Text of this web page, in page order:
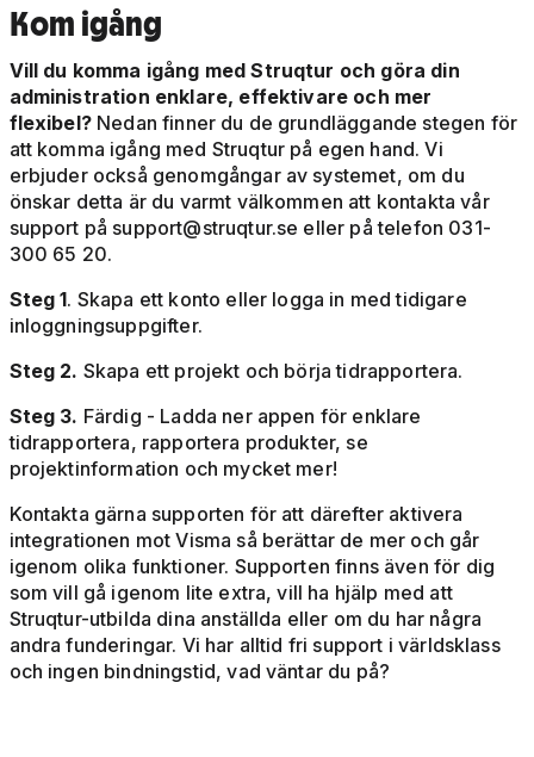
Kom igång
Vill du komma igång med Struqtur och göra din
administration enklare, effektivare och mer
flexibel?Nedan finner du de grundläggande stegen för
att komma igång med Struqtur på egen hand. Vi
erbjuder också genomgångar av systemet, om du
önskar detta är du varmt välkommen att kontakta vår
support på support@struqtur.se eller på telefon 031-
300 65 20.
Steg 1. Skapa ett konto eller logga in med tidigare
inloggningsuppgifter.
Steg 2. Skapa ett projekt och börja tidrapportera.
Steg 3. Färdig - Ladda ner appen för enklare
tidrapportera, rapportera produkter, se
projektinformation och mycket mer!
Kontakta gärna supporten för att därefter aktivera
integrationen mot Visma så berättar de mer och går
igenom olika funktioner. Supporten finns även för dig
som vill gå igenom lite extra, vill ha hjälp med att
Struqtur-utbilda dina anställda eller om du har några
andra funderingar. Vi har alltid fri support i världsklass
och ingen bindningstid, vad väntar du på?